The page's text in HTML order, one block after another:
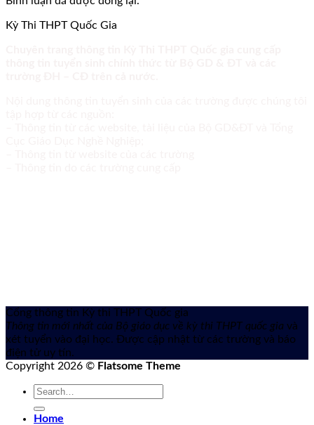
Kỳ Thi THPT Quốc Gia
Cổng thông tin Kỳ thi THPT Quốc gia
Thông tin mới nhất của Bộ giáo dục về kỳ thi THPT quốc gia và
xét tuyển vào đại học. Được cập nhật từ các trường và báo
điện tử uy tín.
Copyright 2026 © Flatsome Theme
Home